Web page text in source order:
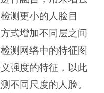
测更小的人脸目
式增加不同层之间
测网络中的特征图
强度的特征，以此
不同尺度的人脸。